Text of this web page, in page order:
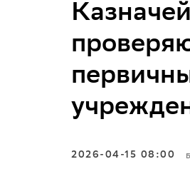
2026-04-15 08:00